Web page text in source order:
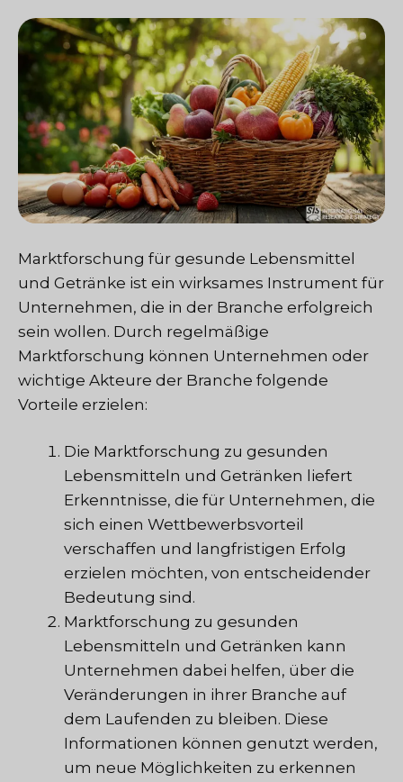
Marktforschung für gesunde Lebensmittel
und Getränke ist ein wirksames Instrument für
Unternehmen, die in der Branche erfolgreich
sein wollen. Durch regelmäßige
Marktforschung können Unternehmen oder
wichtige Akteure der Branche folgende
Vorteile erzielen:
Die Marktforschung zu gesunden
Lebensmitteln und Getränken liefert
Erkenntnisse, die für Unternehmen, die
sich einen Wettbewerbsvorteil
verschaffen und langfristigen Erfolg
erzielen möchten, von entscheidender
Bedeutung sind.
Marktforschung zu gesunden
Lebensmitteln und Getränken kann
Unternehmen dabei helfen, über die
Veränderungen in ihrer Branche auf
dem Laufenden zu bleiben. Diese
Informationen können genutzt werden,
um neue Möglichkeiten zu erkennen